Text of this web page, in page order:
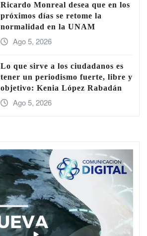
Ricardo Monreal desea que en los
próximos días se retome la
normalidad en la UNAM
Ago 5, 2026
Lo que sirve a los ciudadanos es
tener un periodismo fuerte, libre y
objetivo: Kenia López Rabadán
Ago 5, 2026